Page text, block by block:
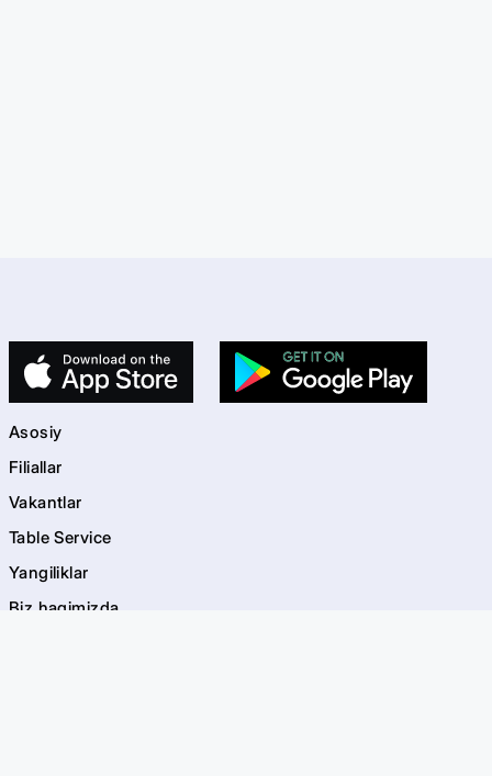
Asosiy
Filiallar
Vakantlar
Table Service
Yangiliklar
Biz haqimizda